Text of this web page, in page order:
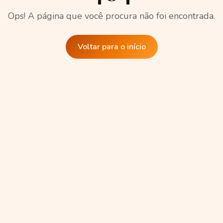
Ops! A página que você procura não foi encontrada.
Voltar para o início